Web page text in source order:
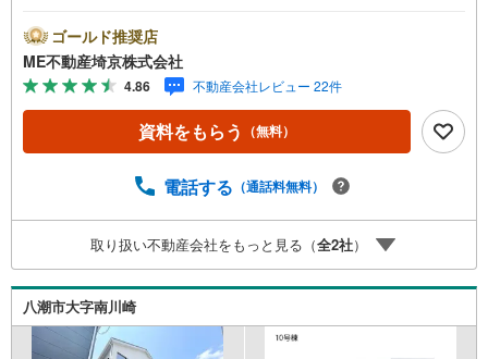
ご希望の日時をご記入いただけますとスムーズにご案内が
可能です。■ご来店特典1.ご見学、ご来店後にアンケート記
入でもれなく3、000円のQUOカードプレゼント（1組様1回
限り後日郵送）2.未公開の物件情報をご紹介3.不動産ご購
入、ご売却、太陽光発電システムご検討中のお客様、ご紹
介でもれなくQUOカード3、000円分プレゼント更にご紹介
円のご紹介料をお支払いさせて頂きます！詳しくはスタッ
マイカーでも安心！2.チャイルドスペース、授乳室、ベビ
ーベッド完備3.他にもファミリーに優しい『あったら良い
な』がここにある！ミルク用浄水サーバー、紙おむつ、ア
メニティ、大型個室2部屋、各ブースモニター等
ゴールド推奨店
ME不動産埼京株式会社
4.86 不動産会社レビュー 22件
資料をもらう （無料）
電話する （通話料無料）
取り扱い不動産会社をもっと見る（全2社）
八潮市大字南川崎